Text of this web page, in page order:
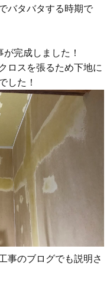
バタバタする時期で
完成しました！
ロスを張るため下地に
した！
事のブログでも説明さ